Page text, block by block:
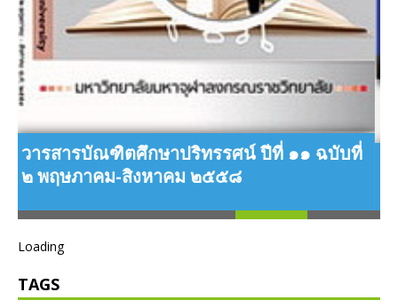
วารสารบัณฑิตศึกษาปริทรรศน์ ปีที่ ๑๒ ฉบับที่
๑ มกราคม-เมษายน ๒๕๕๙
Loading
TAGS